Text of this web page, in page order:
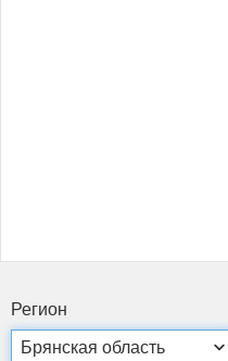
Ре­ги­он